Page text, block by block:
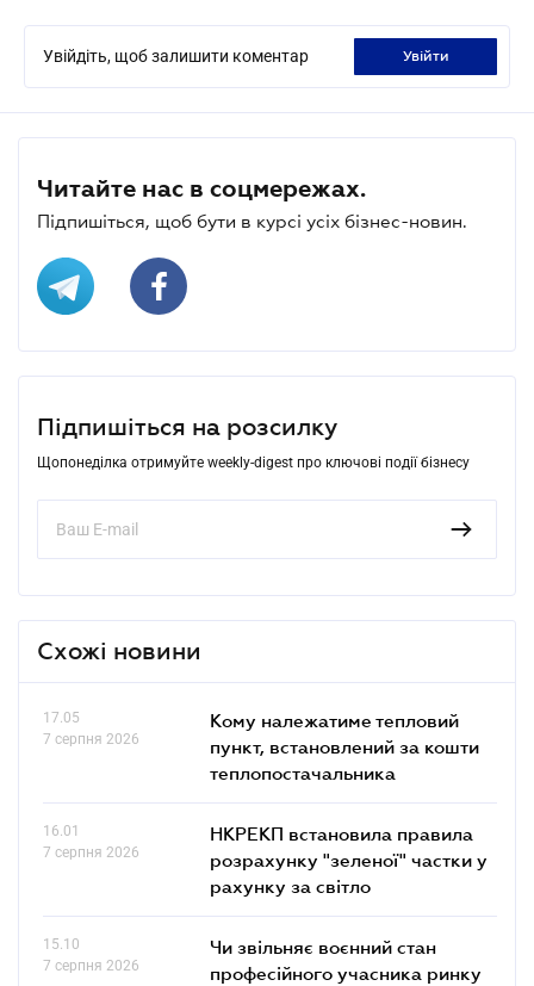
Увійдіть, щоб залишити коментар увійти
Читайте нас в соцмережах.
Підпишіться, щоб бути в курсі усіх бізнес-новин.
Підпишіться на розсилку
Щопонеділка отримуйте weekly-digest про ключові події бізнесу
Схожі новини
17.05
7 серпня 2026
Кому належатиме тепловий
пункт, встановлений за кошти
теплопостачальника
16.01
7 серпня 2026
НКРЕКП встановила правила
розрахунку "зеленої" частки у
рахунку за світло
15.10
7 серпня 2026
Чи звільняє воєнний стан
професійного учасника ринку